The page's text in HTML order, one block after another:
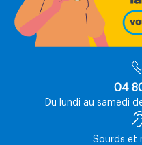
04
Du lundi au samedi
Sourds et